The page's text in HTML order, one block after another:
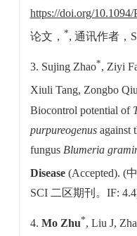
https://doi.org/
论文， *, 通讯作者，
3. Sujing Zhao*, Ziyi
Xiuli Tang, Zongbo
Biocontrol potential of
purpureogenusagainst
fungus Blumeria
Disease (Accepted). (
SCI 二区期刊。IF:
4. Mo Zhu*, Liu J,